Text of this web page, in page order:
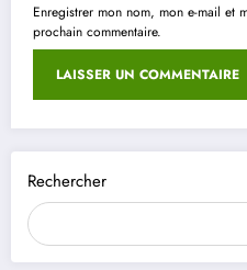
Rechercher
Enregistrer mon nom, mon e-mail et
prochain commentaire.